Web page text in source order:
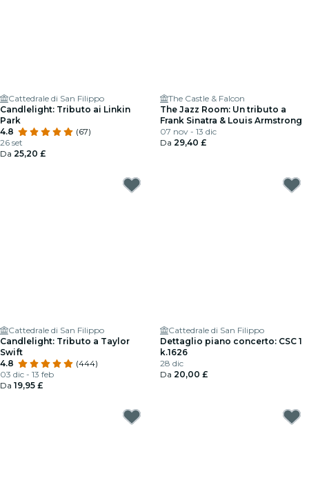
Cattedrale di San Filippo
Candlelight: Tributo ai Linkin
Park
4.8
(67)
26 set
Da 25,20 £
The Castle & Falcon
The Jazz Room: Un tributo a
Frank Sinatra & Louis Armstrong
07 nov - 13 dic
Da 29,40 £
Cattedrale di San Filippo
Candlelight: Tributo a Taylor
Swift
4.8
(444)
03 dic - 13 feb
Da 19,95 £
Cattedrale di San Filippo
Dettaglio piano concerto: CSC 1
k.1626
28 dic
Da 20,00 £